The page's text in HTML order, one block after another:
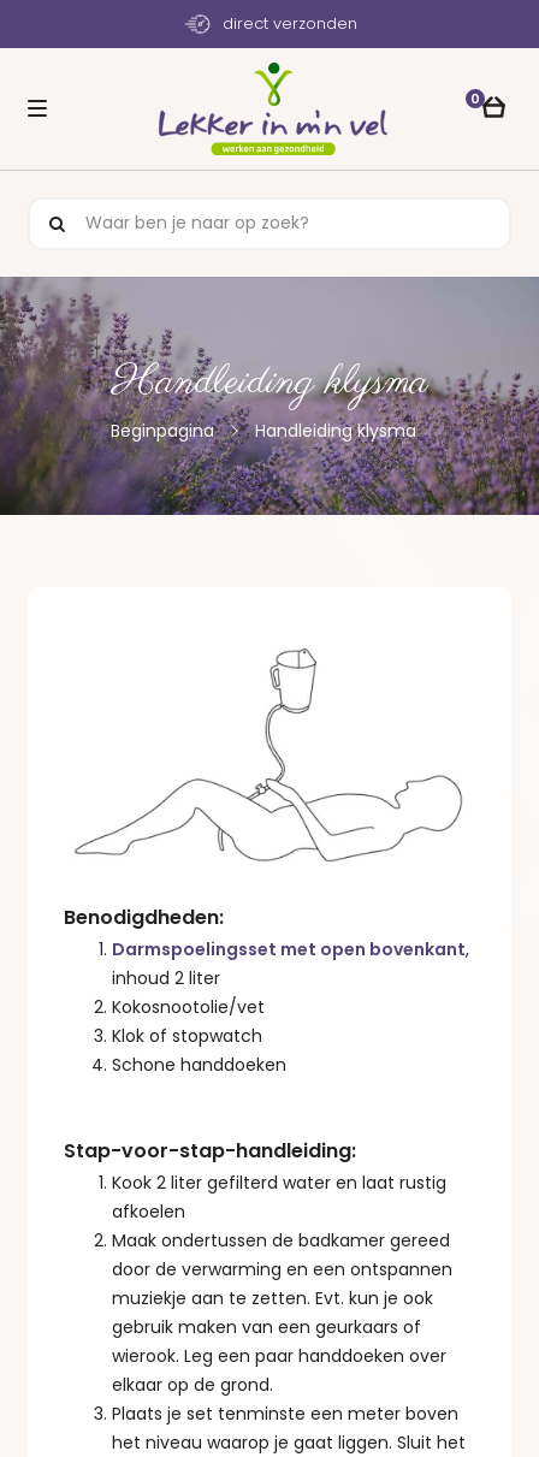
direct verzonden
0
Handleiding klysma
Beginpagina Handleiding klysma
Benodigdheden:
Darmspoelingsset met open bovenkant,
inhoud 2 liter
Kokosnootolie/vet
Klok of stopwatch
Schone handdoeken
Stap-voor-stap-handleiding:
Kook 2 liter gefilterd water en laat rustig
afkoelen
Maak ondertussen de badkamer gereed
door de verwarming en een ontspannen
muziekje aan te zetten. Evt. kun je ook
gebruik maken van een geurkaars of
wierook. Leg een paar handdoeken over
elkaar op de grond.
Plaats je set tenminste een meter boven
het niveau waarop je gaat liggen. Sluit het